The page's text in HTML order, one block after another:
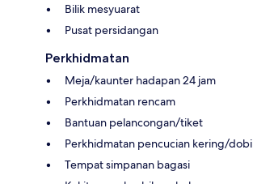
Bilik mesyuarat
Pusat persidangan
Perkhidmatan
Meja/kaunter hadapan 24 jam
Perkhidmatan rencam
Bantuan pelancongan/tiket
Perkhidmatan pencucian kering/dobi
Tempat simpanan bagasi